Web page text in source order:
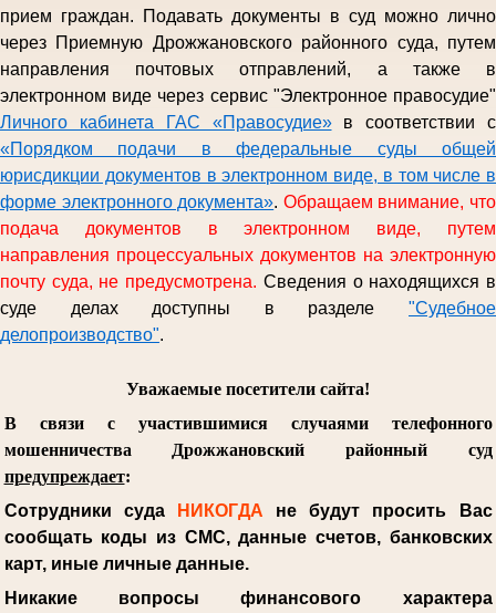
прием граждан. Подавать документы в суд можно лично
через Приемную Дрожжановского районного суда, путем
направления почтовых отправлений, а также в
электронном виде через сервис "Электронное правосудие"
Личного кабинета ГАС «Правосудие»в соответствии с
«Порядком подачи в федеральные суды общей
юрисдикции документов в электронном виде, в том числе в
форме электронного документа». Обращаем внимание, что
подача документов в электронном виде, путем
направления процессуальных документов на электронную
почту суда, не предусмотрена. Сведения о находящихся в
суде делах доступны в разделе "Судебное
делопроизводство".
Уважаемые посетители сайта!
В связи с участившимися случаями телефонного
мошенничества Дрожжановский районный суд
предупреждает:
Сотрудники суда
НИКОГДА не будут просить Вас
сообщать коды из СМС, данные счетов, банковских
карт, иные личные данные.
Никакие вопросы финансового характера